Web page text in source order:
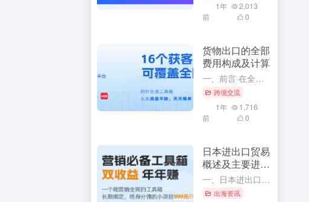
1年
前
2,013
0
货物出口的全部
费用构成及计算
一、前言 在全球化的今天，货物出口已经成为了众多企业和商家开展国际贸易的主要方式。要想顺利地开展货物出口业务，必须充分了解货物出口的全部费用构成及其计算方法。这将有助于企业更精确地掌握出口成本，合理制...
跨境交流
1年
前
1,716
0
日本进出口贸易
概述及主要进出
口商品
一、日本进出口贸易概述 作为全球主要经济体之一，日本凭借其先进的技术水平、高效的工业体系以及开放的国际贸易政策，形成了丰富的国际贸易关系网络。日本在国际贸易领域有着极其重要的地位，不仅影响着周边国家甚...
出海资讯